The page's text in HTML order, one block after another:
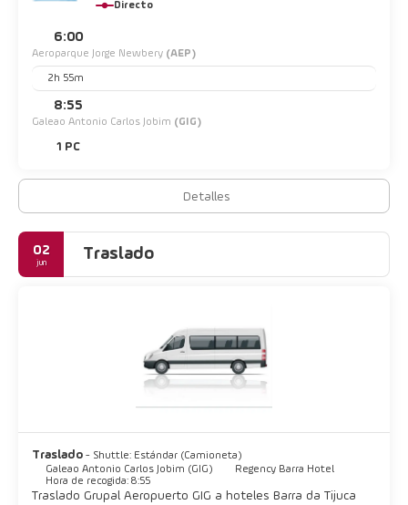
Directo
6:00
Aeroparque Jorge Newbery (AEP)
2h 55m
8:55
Galeao Antonio Carlos Jobim (GIG)
1 PC
Detalles
02
jun Traslado
Traslado - Shuttle: Estándar (Camioneta)
Galeao Antonio Carlos Jobim (GIG)
Regency Barra Hotel
Hora de recogida: 8:55
Traslado Grupal Aeropuerto GIG a hoteles Barra da Tijuca